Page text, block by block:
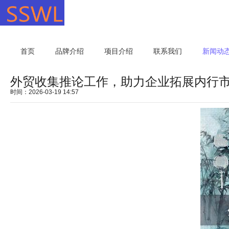
首页 品牌介绍 项目介绍 联系我们 新闻动
外贸收集推论工作，助力企业拓展内行
时间：2026-03-19 14:57